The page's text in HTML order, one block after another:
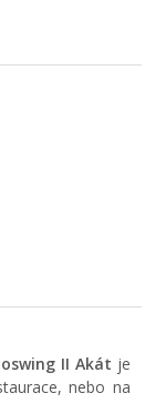
II Akát je
nebo na